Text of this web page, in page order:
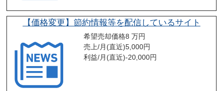
【価格変更】節約情報等を配信しているサイト
希望売却価格8 万円
売上/月(直近)5,000円
利益/月(直近)-20,000円